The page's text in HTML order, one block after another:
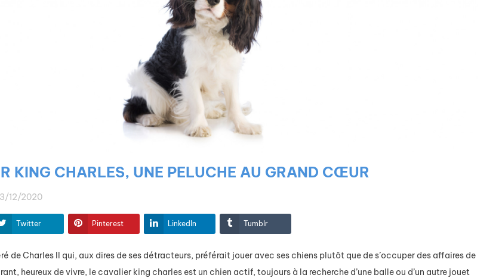
KING CHARLES, UNE PELUCHE AU GRAND CŒUR
12/2020
Twitter Pinterest LinkedIn Tumblr
de Charles II qui, aux dires de ses détracteurs, préférait jouer avec ses chiens plutôt que de s’occuper des affaires de
heureux de vivre, le cavalier king charles est un chien actif, toujours à la recherche d’une balle ou d’un autre jouet